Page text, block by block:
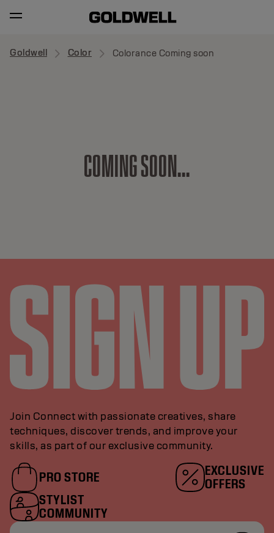
Goldwell Color Colorance Coming soon
COMINGSOON...
Join Connect with passionate creatives, share
techniques, discover trends, and improve your
skills, as part of our exclusive community.
PRO STORE
EXCLUSIVE
OFFERS
STYLIST
COMMUNITY